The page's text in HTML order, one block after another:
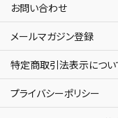
お問い合わせ
メールマガジン登録
特定商取引法表示につい
プライバシーポリシー